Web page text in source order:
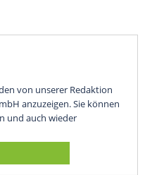
von unserer Redaktion
anzuzeigen. Sie können
und auch wieder